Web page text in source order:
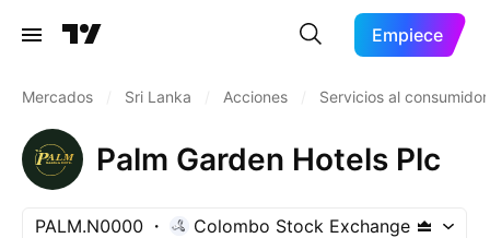
Empiece
Mercados Sri Lanka Acciones Servicios al consumidor
Palm Garden Hotels Plc
PALM.N0000 Colombo Stock Exchange